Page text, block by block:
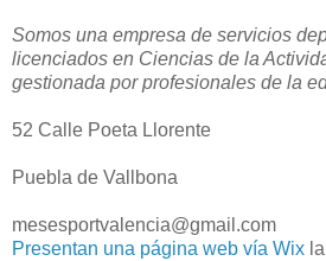
Somos una empresa de servicios
licenciados en Ciencias de la
gestionada por profesionales de la
52 Calle Poeta Llorente
Puebla de Vallbona
mesesportvalencia@gmail.com
Presentan una página web vía Wix